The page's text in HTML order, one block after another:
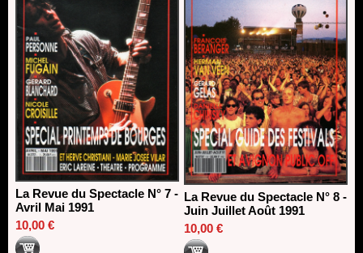
La Revue du Spectacle N° 7 -
Avril Mai 1991
10,00 €
La Revue du Spectacle N° 8 -
Juin Juillet Août 1991
10,00 €